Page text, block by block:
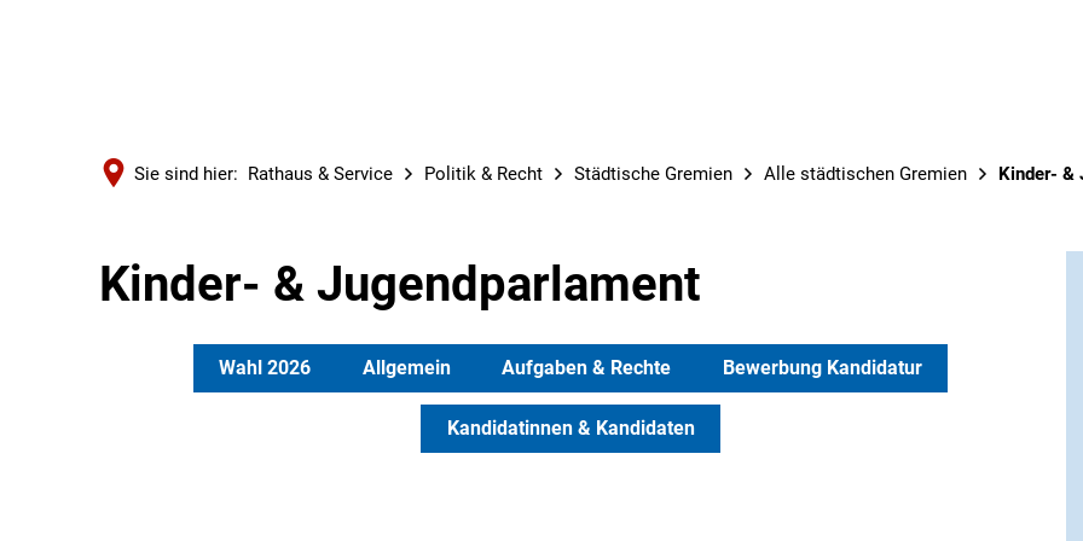
Sie sind hier: Rathaus & Service Politik & Recht Städtische Gremien Alle städtischen Gremien Kinder- &
Kinder- & Jugendparlament
Wahl 2026 Allgemein Aufgaben & Rechte Bewerbung Kandidatur
Kandidatinnen & Kandidaten